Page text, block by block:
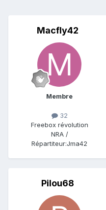
Macfly42
Membre
32
Freebox révolution
NRA /
Répartiteur:Jma42
Pilou68